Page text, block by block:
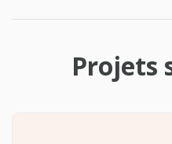
Projets